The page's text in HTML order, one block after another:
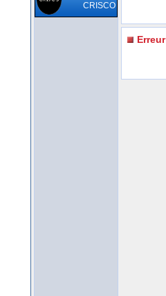
CRISCO
Erreur